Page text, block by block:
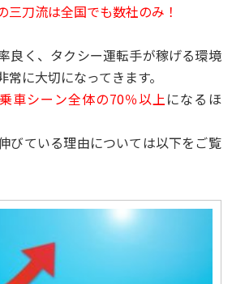
三刀流は全国でも数社のみ！
良く、タクシー運転手が稼げる環境
に大切になってきます。
車シーン全体の70％以上 になるほ
びている理由については以下をご覧